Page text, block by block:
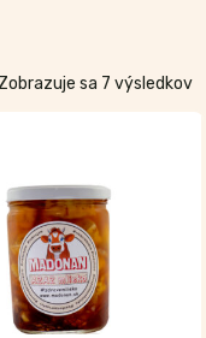
Zobrazuje sa 7 výsledkov